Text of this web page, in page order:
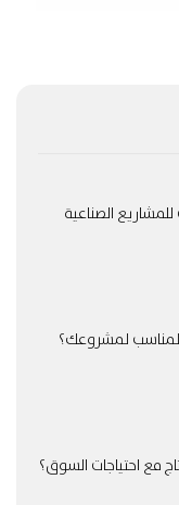
الصناعية
لمشروعك؟
مع احتياجات السوق؟